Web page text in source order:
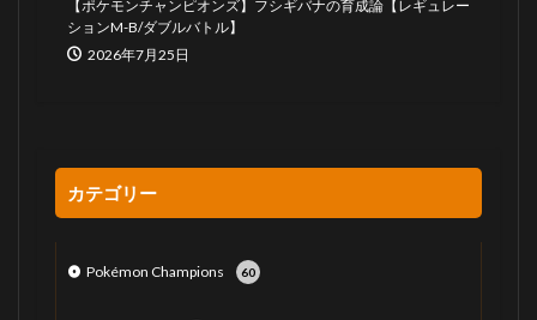
【ポケモンチャンピオンズ】フシギバナの育成論【レギュレー
ションM-B/ダブルバトル】
2026年7月25日
カテゴリー
Pokémon Champions 60